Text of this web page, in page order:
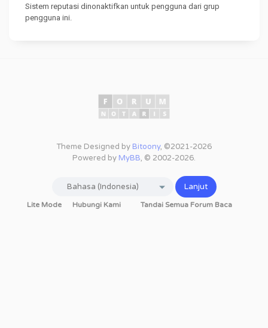
Sistem reputasi dinonaktifkan untuk pengguna dari grup
pengguna ini.
Theme Designed by Bitoony, ©2021-2026
Powered by MyBB, © 2002-2026.
Lite Mode Hubungi Kami Tandai Semua Forum Baca